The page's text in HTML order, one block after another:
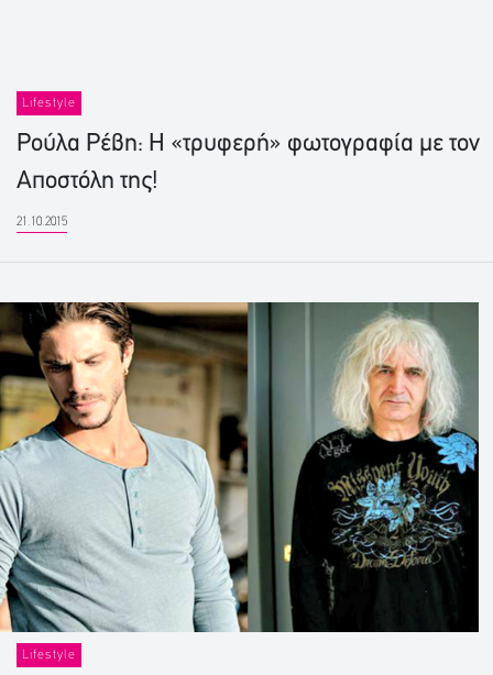
Lifestyle
Ρούλα Ρέβη: Η «τρυφερή» φωτογραφία με τον
Αποστόλη της!
21.10.2015
Lifestyle